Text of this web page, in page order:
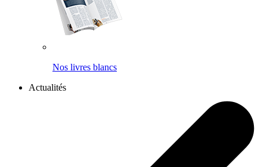
Nos livres blancs
Actualités